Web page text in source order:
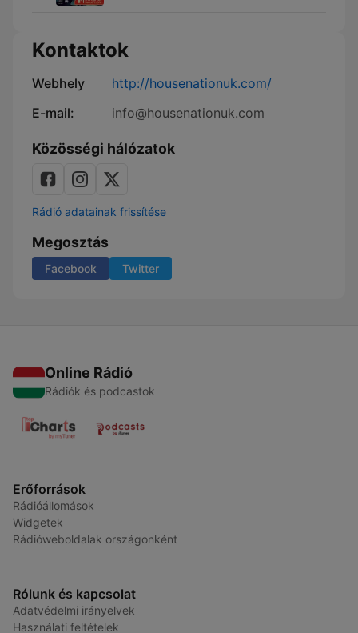
Kontaktok
Webhely
http://housenationuk.com/
E-mail:
info@housenationuk.com
Közösségi hálózatok
Rádió adatainak frissítése
Megosztás
Facebook Twitter
Online Rádió
Rádiók és podcastok
Erőforrások
Rádióállomások
Widgetek
Rádióweboldalak országonként
Rólunk és kapcsolat
Adatvédelmi irányelvek
Használati feltételek